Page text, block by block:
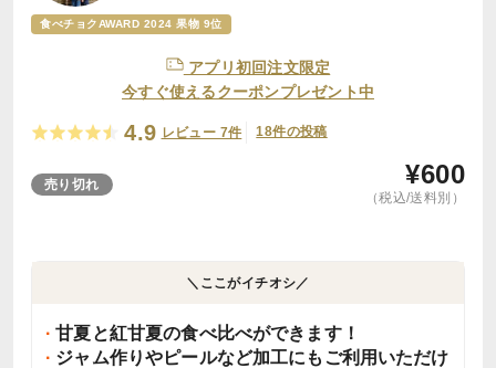
食べチョクAWARD 2024 果物 9位
アプリ初回注文限定
今すぐ使えるクーポンプレゼント中
4.9 レビュー 7件 18件の投稿
売り切れ ¥600
（税込/送料別）
＼ここがイチオシ／
甘夏と紅甘夏の食べ比べができます！
ジャム作りやピールなど加工にもご利用いただけ